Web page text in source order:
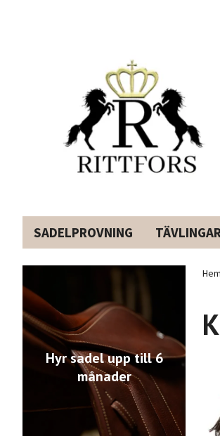
SADELPROVNING
Hyr sadel upp till 6
månader
Hem